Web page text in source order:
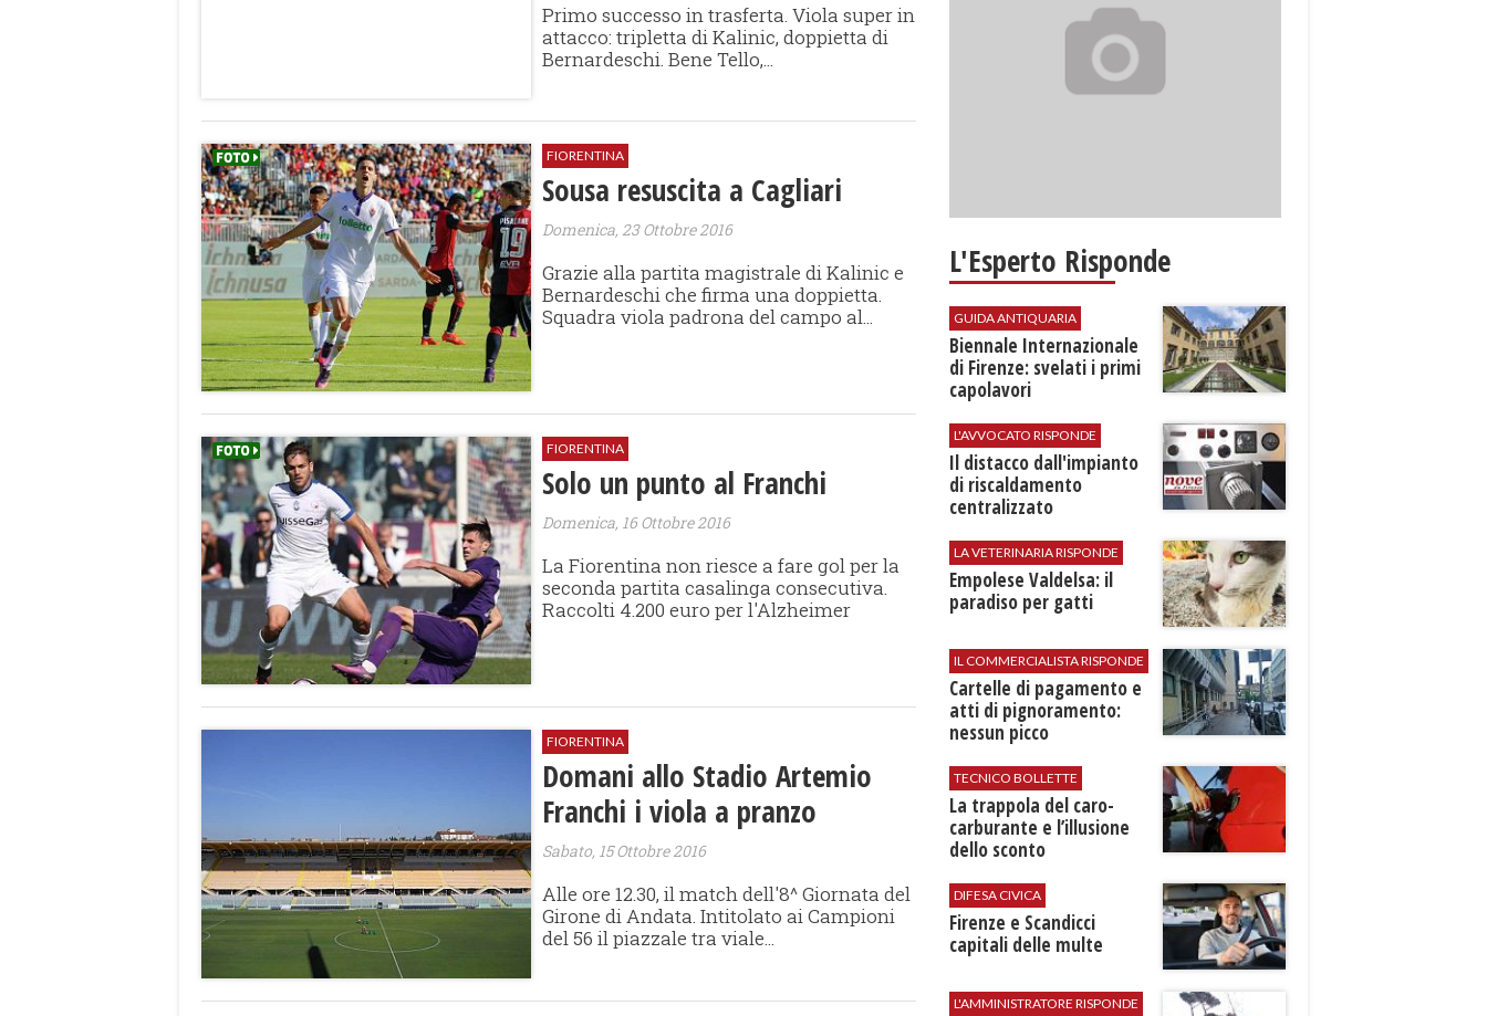
Primo successo in trasferta. Viola super in
attacco: tripletta di Kalinic, doppietta di
Bernardeschi. Bene Tello,...
FIORENTINA
Sousa resuscita a Cagliari
Domenica, 23 Ottobre 2016
Grazie alla partita magistrale di Kalinic e
Bernardeschi che firma una doppietta.
Squadra viola padrona del campo al...
FIORENTINA
Solo un punto al Franchi
Domenica, 16 Ottobre 2016
La Fiorentina non riesce a fare gol per la
seconda partita casalinga consecutiva.
Raccolti 4.200 euro per l'Alzheimer
FIORENTINA
Domani allo Stadio Artemio
Franchi i viola a pranzo
Sabato, 15 Ottobre 2016
Alle ore 12.30, il match dell'8^ Giornata del
Girone di Andata. Intitolato ai Campioni
del 56 il piazzale tra viale...
L'Esperto Risponde
GUIDA ANTIQUARIA
Biennale Internazionale
di Firenze: svelati i primi
capolavori
L'AVVOCATO RISPONDE
Il distacco dall'impianto
di riscaldamento
centralizzato
LA VETERINARIA RISPONDE
Empolese Valdelsa: il
paradiso per gatti
IL COMMERCIALISTA RISPONDE
Cartelle di pagamento e
atti di pignoramento:
nessun picco
TECNICO BOLLETTE
​La trappola del caro-
carburante e l’illusione
dello sconto
DIFESA CIVICA
Firenze e Scandicci
capitali delle multe
L'AMMINISTRATORE RISPONDE